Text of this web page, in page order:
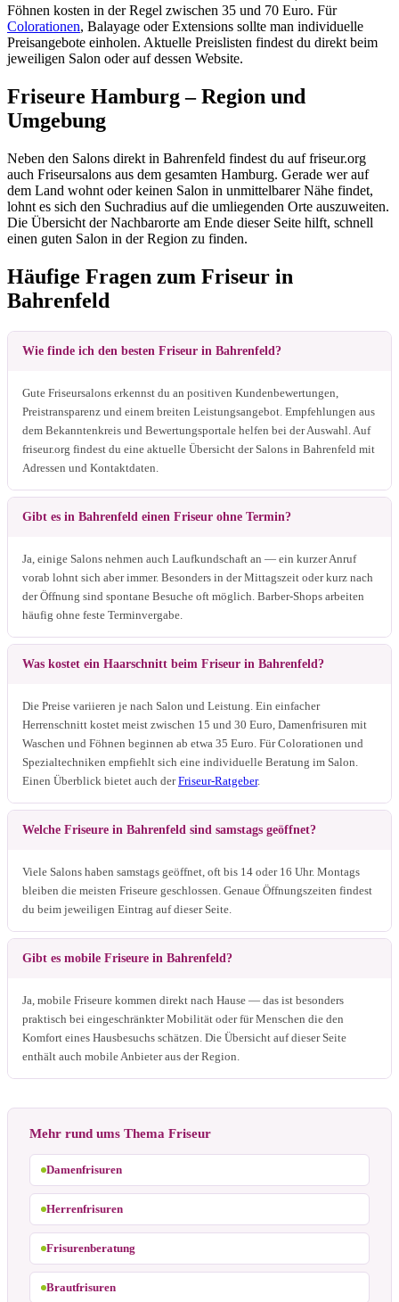
Föhnen kosten in der Regel zwischen 35 und 70 Euro. Für
Colorationen, Balayage oder Extensions sollte man individuelle
Preisangebote einholen. Aktuelle Preislisten findest du direkt beim
jeweiligen Salon oder auf dessen Website.
Friseure Hamburg – Region und
Umgebung
Neben den Salons direkt in Bahrenfeld findest du auf friseur.org
auch Friseursalons aus dem gesamten Hamburg. Gerade wer auf
dem Land wohnt oder keinen Salon in unmittelbarer Nähe findet,
lohnt es sich den Suchradius auf die umliegenden Orte auszuweiten.
Die Übersicht der Nachbarorte am Ende dieser Seite hilft, schnell
einen guten Salon in der Region zu finden.
Häufige Fragen zum Friseur in
Bahrenfeld
Wie finde ich den besten Friseur in Bahrenfeld?
Gute Friseursalons erkennst du an positiven Kundenbewertungen,
Preistransparenz und einem breiten Leistungsangebot. Empfehlungen aus
dem Bekanntenkreis und Bewertungsportale helfen bei der Auswahl. Auf
friseur.org findest du eine aktuelle Übersicht der Salons in Bahrenfeld mit
Adressen und Kontaktdaten.
Gibt es in Bahrenfeld einen Friseur ohne Termin?
Ja, einige Salons nehmen auch Laufkundschaft an — ein kurzer Anruf
vorab lohnt sich aber immer. Besonders in der Mittagszeit oder kurz nach
der Öffnung sind spontane Besuche oft möglich. Barber-Shops arbeiten
häufig ohne feste Terminvergabe.
Was kostet ein Haarschnitt beim Friseur in Bahrenfeld?
Die Preise variieren je nach Salon und Leistung. Ein einfacher
Herrenschnitt kostet meist zwischen 15 und 30 Euro, Damenfrisuren mit
Waschen und Föhnen beginnen ab etwa 35 Euro. Für Colorationen und
Spezialtechniken empfiehlt sich eine individuelle Beratung im Salon.
Einen Überblick bietet auch derFriseur-Ratgeber.
Welche Friseure in Bahrenfeld sind samstags geöffnet?
Viele Salons haben samstags geöffnet, oft bis 14 oder 16 Uhr. Montags
bleiben die meisten Friseure geschlossen. Genaue Öffnungszeiten findest
du beim jeweiligen Eintrag auf dieser Seite.
Gibt es mobile Friseure in Bahrenfeld?
Ja, mobile Friseure kommen direkt nach Hause — das ist besonders
praktisch bei eingeschränkter Mobilität oder für Menschen die den
Komfort eines Hausbesuchs schätzen. Die Übersicht auf dieser Seite
enthält auch mobile Anbieter aus der Region.
Mehr rund ums Thema Friseur
Damenfrisuren
Herrenfrisuren
Frisurenberatung
Brautfrisuren